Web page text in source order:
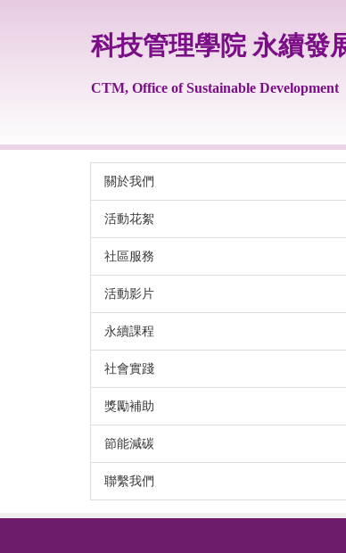
科技管理學院 永續發
CTM, Office of Sustainable Development
關於我們
活動花絮
社區服務
活動影片
永續課程
社會實踐
獎勵補助
節能減碳
聯繫我們